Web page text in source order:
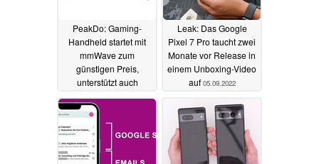
PeakDo: Gaming-
Handheld startet mit
mmWave zum
günstigen Preis,
unterstützt auch
PlayStation 5, Switch
und Xbox
Leak: Das Google
Pixel 7 Pro taucht zwei
Monate vor Release in
einem Unboxing-Video
auf 05.09.2022